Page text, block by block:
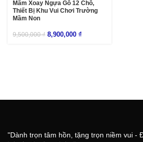
Mâm Xoay Ngựa Gỗ 12 Chỗ,
Thiết Bị Khu Vui Chơi Trường
Mầm Non
9,500,000₫ 8,900,000 ₫
"Dành trọn tâm hồn, tặng trọn niềm vui -